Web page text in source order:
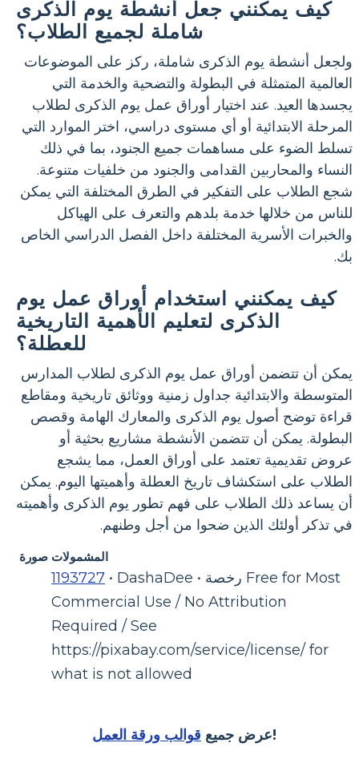
كيف يمكنني جعل أنشطة يوم الذكرى
شاملة لجميع الطلاب؟
ولجعل أنشطة يوم الذكرى شاملة، ركز على الموضوعات
العالمية المتمثلة في البطولة والتضحية والخدمة التي
يجسدها العيد. عند اختيار أوراق عمل يوم الذكرى لطلاب
المرحلة الابتدائية أو أي مستوى دراسي، اختر الموارد التي
تسلط الضوء على مساهمات جميع الجنود، بما في ذلك
النساء والمحاربين القدامى والجنود من خلفيات متنوعة.
شجع الطلاب على التفكير في الطرق المختلفة التي يمكن
للناس من خلالها خدمة بلدهم والتعرف على الهياكل
والخبرات الأسرية المختلفة داخل الفصل الدراسي الخاص
بك.
كيف يمكنني استخدام أوراق عمل يوم
الذكرى لتعليم الأهمية التاريخية
للعطلة؟
يمكن أن تتضمن أوراق عمل يوم الذكرى لطلاب المدارس
المتوسطة والابتدائية جداول زمنية ووثائق تاريخية ومقاطع
قراءة توضح أصول يوم الذكرى والمعارك الهامة وقصص
البطولة. يمكن أن تتضمن الأنشطة مشاريع بحثية أو
عروض تقديمية تعتمد على أوراق العمل، مما يشجع
الطلاب على استكشاف تاريخ العطلة وأهميتها اليوم. يمكن
أن يساعد ذلك الطلاب على فهم تطور يوم الذكرى وأهميته
في تذكر أولئك الذين ضحوا من أجل وطنهم.
المشمولات صورة
1193727 • DashaDee • رخصة Free for Most
Commercial Use / No Attribution
Required / See
https://pixabay.com/service/license/ for
what is not allowed
عرض جميع قوالب ورقة العمل !